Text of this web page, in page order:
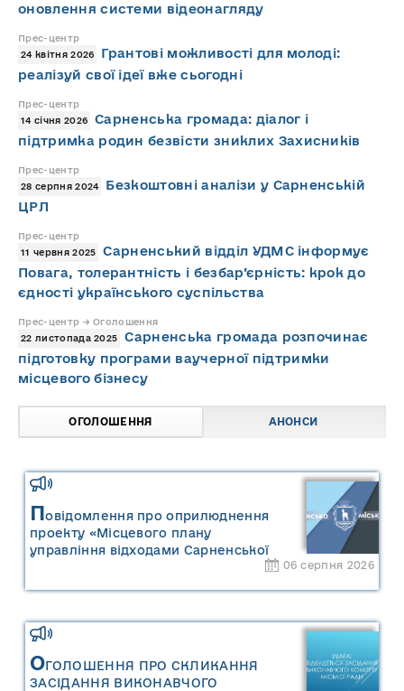
оновлення системи відеонагляду
Прес-центр
24 квітня 2026
Грантові можливості для молоді:
реалізуй свої ідеї вже сьогодні
Прес-центр
14 січня 2026
Сарненська громада: діалог і
підтримка родин безвісти зниклих Захисників
Прес-центр
28 серпня 2024
Безкоштовні аналізи у Сарненській
ЦРЛ
Прес-центр
11 червня 2025
Сарненський відділ УДМС інформує
Повага, толерантність і безбар’єрність: крок до
єдності українського суспільства
Прес-центр → Оголошення
22 листопада 2025
Сарненська громада розпочинає
підготовку програми ваучерної підтримки
місцевого бізнесу
ОГОЛОШЕННЯ АНОНСИ
Повідомлення про оприлюднення
проекту «Місцевого плану
управління відходами Сарненської
міської територіальної громади» та
управління відходами Сарненської
міської територіальної громади»
06 серпня 2026
ОГОЛОШЕННЯ ПРО СКЛИКАННЯ
ЗАСІДАННЯ ВИКОНАВЧОГО